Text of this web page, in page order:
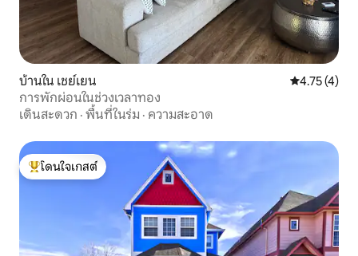
บ้านใน เชย์เยน คะแนนเฉลี่ย
4.75 (4)
การพักผ่อนในช่วงเวลาทอง
เดินสะดวก · พื้นที่ในร่ม · ความสะอาด
โดนใจเกสต์ที่สุด
โดนใจเกสต์